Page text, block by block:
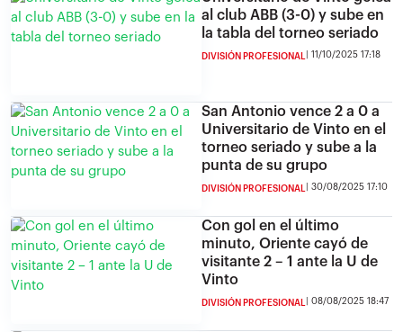
al club ABB (3-0) y sube en
la tabla del torneo seriado
DIVISIÓN PROFESIONAL 11/10/2025 17:18
San Antonio vence 2 a 0 a
Universitario de Vinto en el
torneo seriado y sube a la
punta de su grupo
DIVISIÓN PROFESIONAL 30/08/2025 17:10
Con gol en el último
minuto, Oriente cayó de
visitante 2 – 1 ante la U de
Vinto
DIVISIÓN PROFESIONAL 08/08/2025 18:47